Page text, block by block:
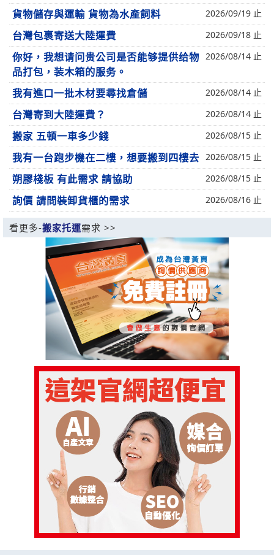
貨物儲存與運輸 貨物為水產飼料 2026/09/19 止
台灣包裹寄送大陸運費 2026/09/18 止
你好，我想请问贵公司是否能够提供给物
品打包，装木箱的服务。
2026/08/14 止
我有進口一批木材要尋找倉儲 2026/08/14 止
台灣寄到大陸運費？ 2026/08/14 止
搬家 五頓一車多少錢 2026/08/15 止
我有一台跑步機在二樓，想要搬到四樓去 2026/08/15 止
朔膠棧板 有此需求 請協助 2026/08/15 止
詢價 請問裝卸貨櫃的需求 2026/08/16 止
看更多-搬家托運需求 >>